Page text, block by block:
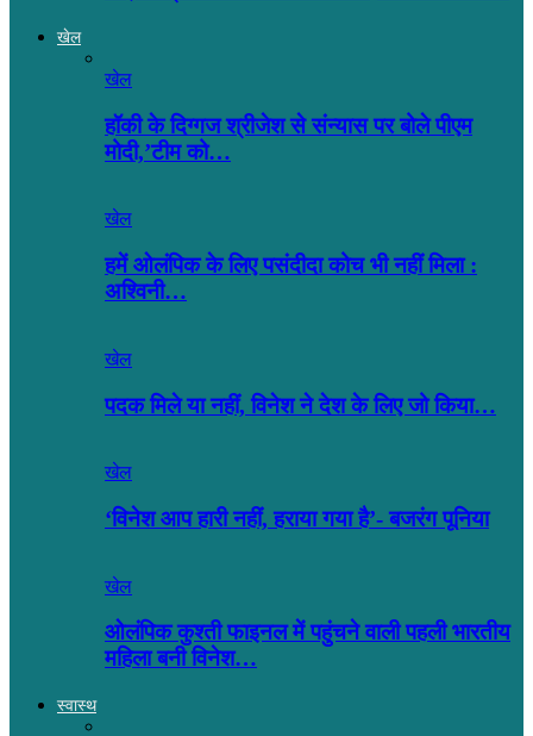
खेल
खेल
हॉकी के दिग्गज श्रीजेश से संन्यास पर बोले पीएम
मोदी,’टीम को…
खेल
हमें ओलंपिक के लिए पसंदीदा कोच भी नहीं मिला :
अश्विनी…
खेल
पदक मिले या नहीं, विनेश ने देश के लिए जो किया…
खेल
‘विनेश आप हारी नहीं, हराया गया है’- बजरंग पूनिया
खेल
ओलंपिक कुश्ती फाइनल में पहुंचने वाली पहली भारतीय
महिला बनी विनेश…
स्वास्थ